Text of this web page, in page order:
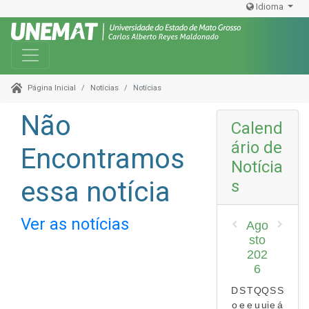
Idioma
Toggle navigation
Página Inicial Notícias Notícias
Não
Encontramos
essa notícia
Ver as notícias
Calend
ário de
Notícia
s
Ago
sto
202
6
D
o
S
e
T
e
Q
u
Q
ui
S
e
S
á